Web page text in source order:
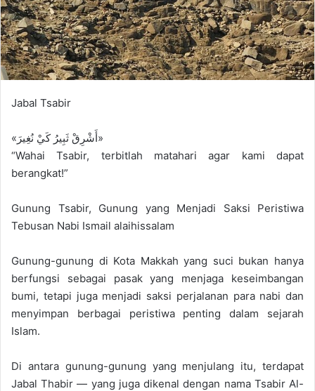
Jabal Tsabir
«أَشْرِقْ ثَبِيرُ كَيْ نُغِيرَ»
“Wahai Tsabir, terbitlah matahari agar kami dapat
berangkat!”
Gunung Tsabir, Gunung yang Menjadi Saksi Peristiwa
Tebusan Nabi Ismail alaihissalam
Gunung-gunung di Kota Makkah yang suci bukan hanya
berfungsi sebagai pasak yang menjaga keseimbangan
bumi, tetapi juga menjadi saksi perjalanan para nabi dan
menyimpan berbagai peristiwa penting dalam sejarah
Islam.
Di antara gunung-gunung yang menjulang itu, terdapat
Jabal Thabir — yang juga dikenal dengan nama Tsabir Al-